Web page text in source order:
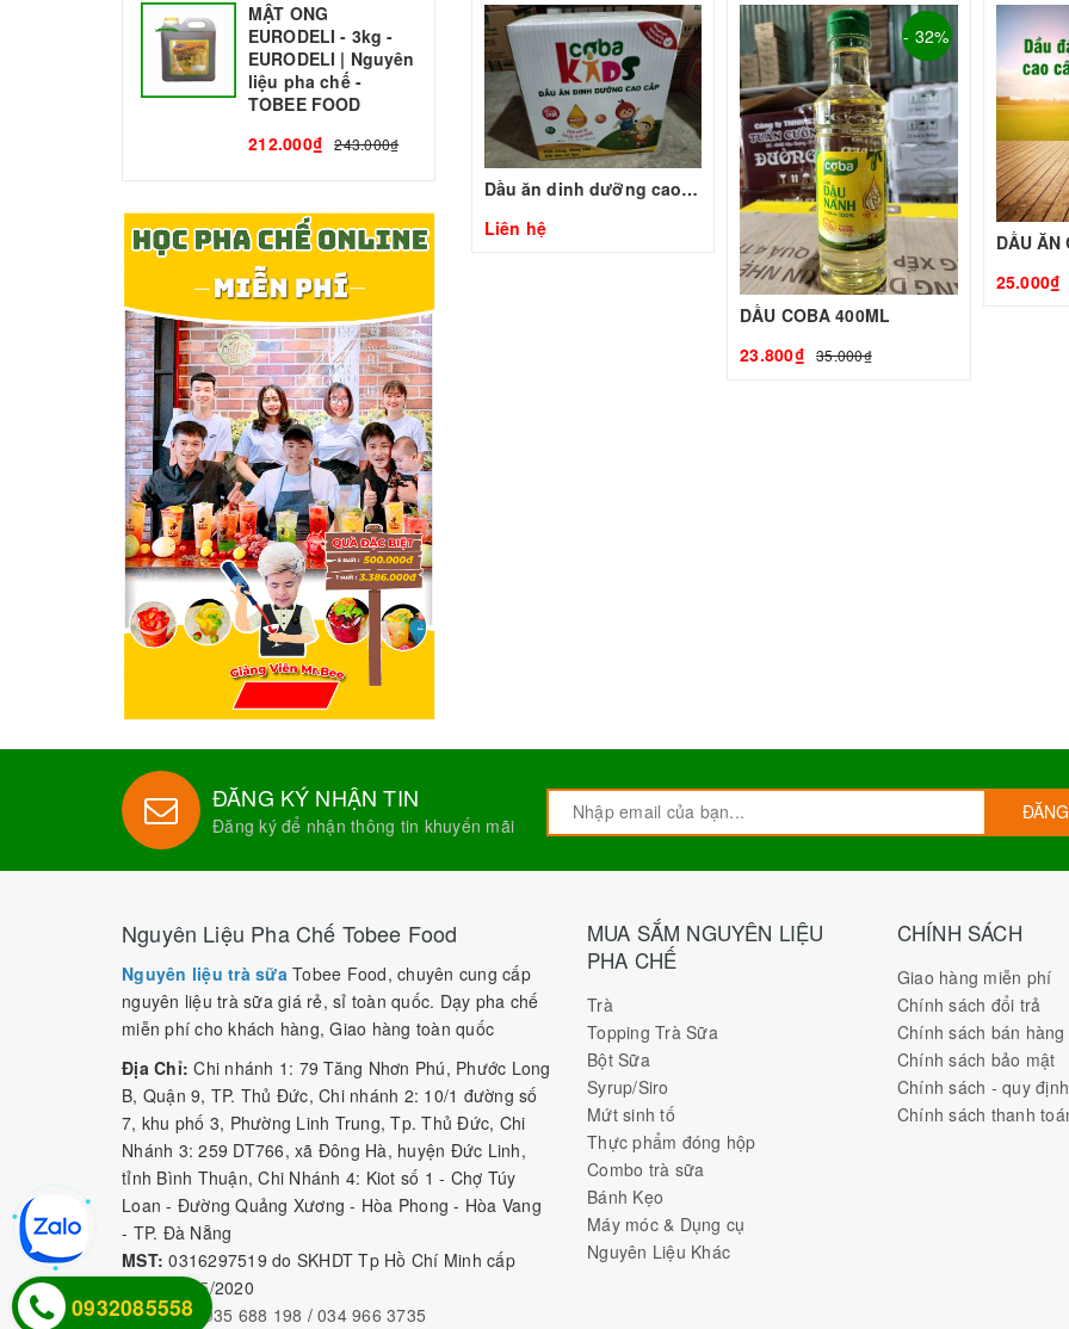
Dầu ăn dinh dưỡng cao cấp Cobakids 250ml
Liên hệ
- 32%
DẦU COBA 400ML
23.800₫ 35.000₫
25.000₫
MẬT ONG
EURODELI - 3kg -
EURODELI | Nguyên
liệu pha chế -
TOBEE FOOD
212.000₫
243.000₫
ĐĂNG KÝ NHẬN TIN
Đăng ký để nhận thông tin khuyến mãi
Nguyên Liệu Pha Chế Tobee Food
Nguyên liệu trà sữa Tobee Food, chuyên cung cấp
nguyên liệu trà sữa giá rẻ, sỉ toàn quốc. Dạy pha chế
miễn phí cho khách hàng, Giao hàng toàn quốc
Địa Chỉ: Chi nhánh 1: 79 Tăng Nhơn Phú, Phước Long
B, Quận 9, TP. Thủ Đức, Chi nhánh 2: 10/1 đường số
7, khu phố 3, Phường Linh Trung, Tp. Thủ Đức, Chi
Nhánh 3: 259 DT766, xã Đông Hà, huyện Đức Linh,
tỉnh Bình Thuận, Chi Nhánh 4: Kiot số 1 - Chợ Túy
Loan - Đường Quảng Xương - Hòa Phong - Hòa Vang
- TP. Đà Nẵng
MST: 0316297519 do SKHDT Tp Hồ Chí Minh cấp
ngày 28/05/2020
Hotline:
0935 688 198 / 034 966 3735
MUA SẮM NGUYÊN LIỆU
PHA CHẾ
Trà
Topping Trà Sữa
Bột Sữa
Syrup/Siro
Mứt sinh tố
Thực phẩm đóng hộp
Combo trà sữa
Bánh Kẹo
Máy móc & Dụng cụ
Nguyên Liệu Khác
CHÍNH SÁCH
Giao hàng miễn phí
Chính sách đổi trả
Chính sách bán hàng
Chính sách bảo mật
Chính sách - quy
Chính sách thanh
0932085558